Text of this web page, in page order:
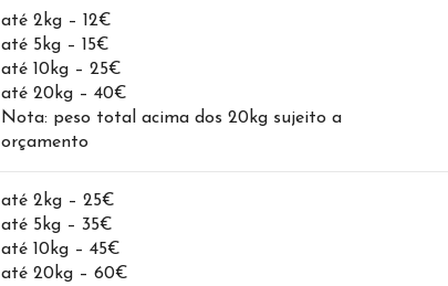
até 2kg – 12€
até 5kg – 15€
até 10kg – 25€
até 20kg – 40€
Nota: peso total acima dos 20kg sujeito a
orçamento
até 2kg – 25€
até 5kg – 35€
até 10kg – 45€
até 20kg – 60€